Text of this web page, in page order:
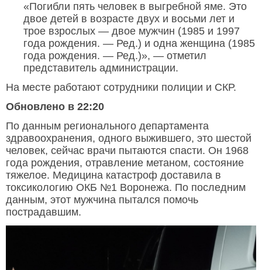
«Погибли пять человек в выгребной яме. Это
двое детей в возрасте двух и восьми лет и
трое взрослых — двое мужчин (1985 и 1997
года рождения. — Ред.) и одна женщина (1985
года рождения. — Ред.)», — отметил
представитель администрации.
На месте работают сотрудники полиции и СКР.
Обновлено в 22:20
По данным регионального департамента
здравоохранения, одного выжившего, это шестой
человек, сейчас врачи пытаются спасти. Он 1968
года рождения, отравление метаном, состояние
тяжелое. Медицина катастроф доставила в
токсикологию ОКБ №1 Воронежа. По последним
данным, этот мужчина пытался помочь
пострадавшим.